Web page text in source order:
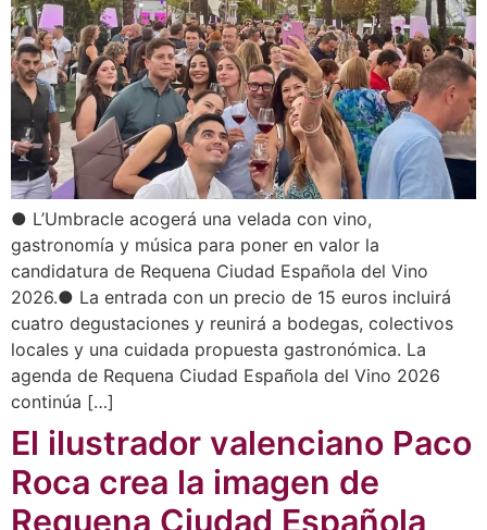
● L’Umbracle acogerá una velada con vino,
gastronomía y música para poner en valor la
candidatura de Requena Ciudad Española del Vino
2026.● La entrada con un precio de 15 euros incluirá
cuatro degustaciones y reunirá a bodegas, colectivos
locales y una cuidada propuesta gastronómica. La
agenda de Requena Ciudad Española del Vino 2026
continúa […]
El ilustrador valenciano Paco
Roca crea la imagen de
Requena Ciudad Española